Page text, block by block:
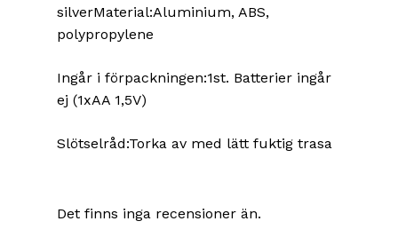
silverMaterial:Aluminium, ABS,
polypropylene
Ingår i förpackningen:1st. Batterier ingår
ej (1xAA 1,5V)
Slötselråd:Torka av med lätt fuktig trasa
Det finns inga recensioner än.